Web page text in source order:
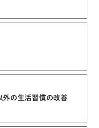
の生活習慣の改善